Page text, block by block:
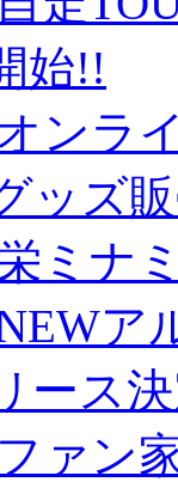
始!!
ンラ
ッズ
ミナ
ア
ース
ファン